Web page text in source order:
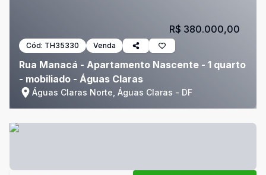
Cód: TH35330 Venda
Rua Manacá - Apartamento Nascente - 1 quarto
- mobiliado - Águas Claras
Águas Claras Norte, Águas Claras - DF
R$ 380.000,00